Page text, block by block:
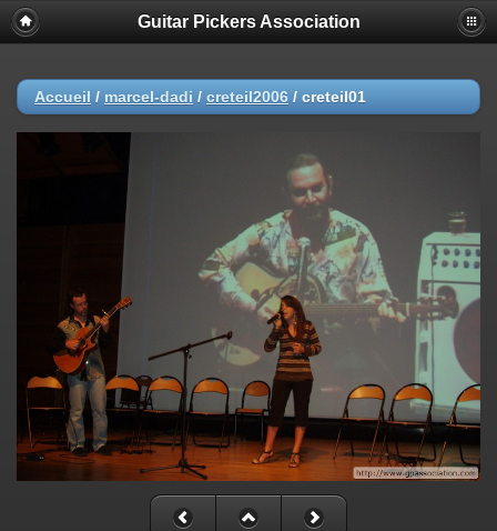
Guitar Pickers Association
Accueil / marcel-dadi / creteil2006 / creteil01